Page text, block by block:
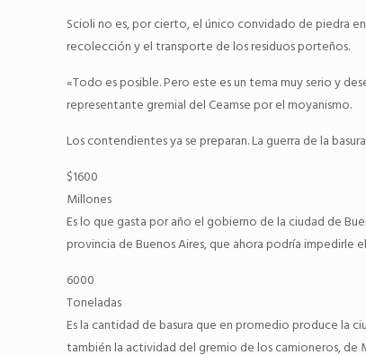
Scioli no es, por cierto, el único convidado de piedra
recolección y el transporte de los residuos porteños.
«Todo es posible. Pero este es un tema muy serio y
representante gremial del Ceamse por el moyanismo.
Los contendientes ya se preparan. La guerra de la
$1600
Millones
Es lo que gasta por año el gobierno de la ciudad de
provincia de Buenos Aires, que ahora podría impedirle
6000
Toneladas
Es la cantidad de basura que en promedio produce la
también la actividad del gremio de los camioneros, de